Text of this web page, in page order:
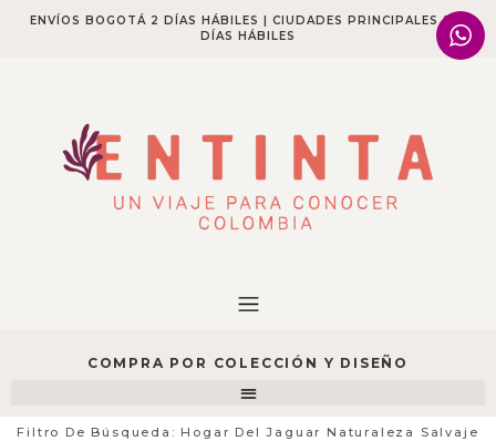
ENVÍOS BOGOTÁ 2 DÍAS HÁBILES | CIUDADES PRINCIPALES 2-4
DÍAS HÁBILES​
COMPRA POR COLECCIÓN Y DISEÑO
Filtro De Búsqueda: Hogar Del Jaguar Naturaleza Salvaje